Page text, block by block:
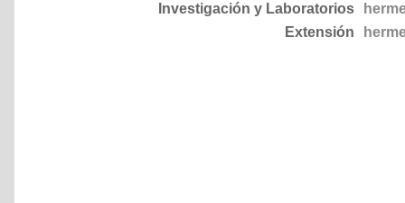
Investigación y Laboratorios
Extensión